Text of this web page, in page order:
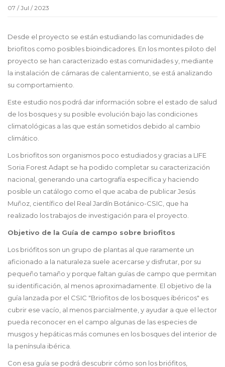
07 / Jul / 2023
Desde el proyecto se están estudiando las comunidades de
briofitos como posibles bioindicadores. En los montes piloto del
proyecto se han caracterizado estas comunidades y, mediante
la instalación de cámaras de calentamiento, se está analizando
su comportamiento.
Este estudio nos podrá dar información sobre el estado de salud
de los bosques y su posible evolución bajo las condiciones
climatológicas a las que están sometidos debido al cambio
climático.
Los briofitos son organismos poco estudiados y gracias a LIFE
Soria Forest Adapt se ha podido completar su caracterización
nacional, generando una cartografía específica y haciendo
posible un catálogo como el que acaba de publicar Jesús
Muñoz, científico del Real Jardín Botánico-CSIC, que ha
realizado los trabajos de investigación para el proyecto.
Objetivo de la Guía de campo sobre briofitos
Los briófitos son un grupo de plantas al que raramente un
aficionado a la naturaleza suele acercarse y disfrutar, por su
pequeño tamaño y porque faltan guías de campo que permitan
su identificación, al menos aproximadamente. El objetivo de la
guía lanzada por el CSIC "Briofitos de los bosques ibéricos" es
cubrir ese vacío, al menos parcialmente, y ayudar a que el lector
pueda reconocer en el campo algunas de las especies de
musgos y hepáticas más comunes en los bosques del interior de
la península ibérica.
Con esa guía se podrá descubrir cómo son los briófitos,